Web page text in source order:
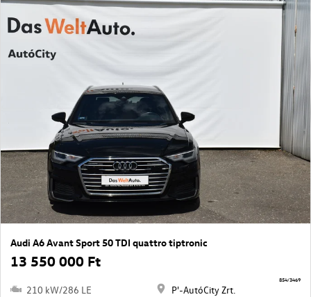
Audi A6 Avant Sport 50 TDI quattro tiptronic
13 550 000 Ft
210 kW/286 LE
P'-AutóCity Zrt.
854/3469